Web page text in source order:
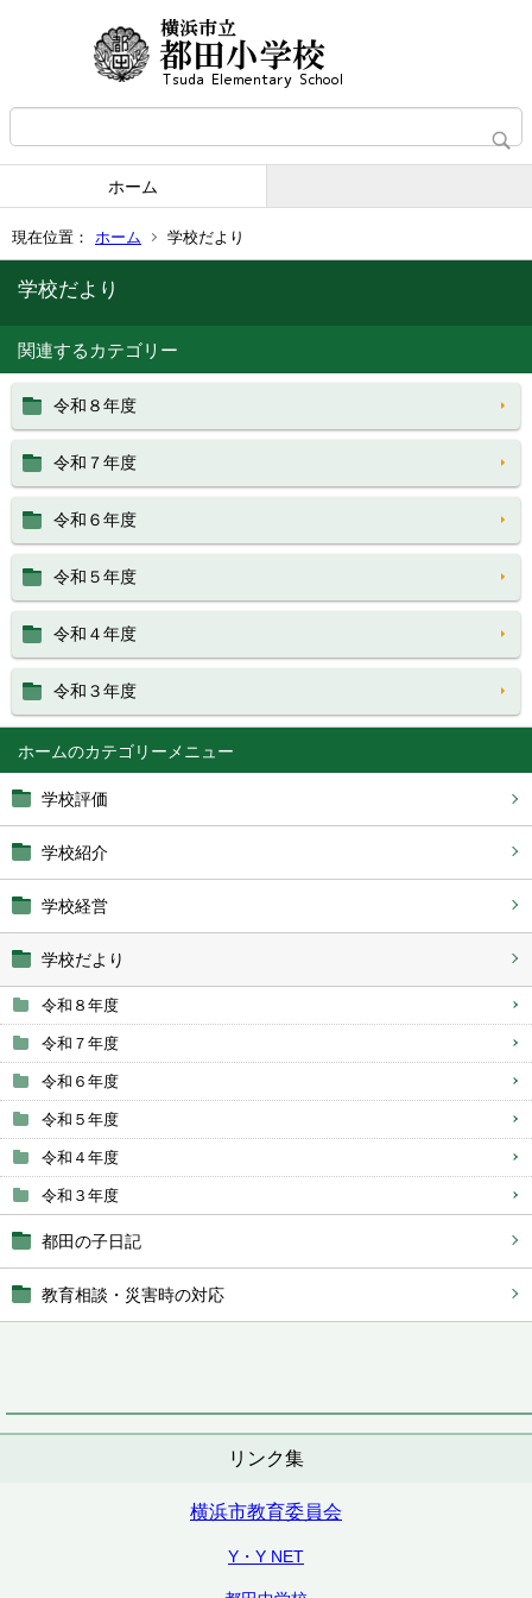
ホーム
現在位置： ホーム 学校だより
ホーム
学校評価
学校紹介
学校経営
学校だより
令和８年度
令和７年度
令和６年度
令和５年度
令和４年度
令和３年度
都田の子日記
教育相談・災害時の対応
リンク集
横浜市教育委員会
Y・Y NET
学校だより
関連するカテゴリー
令和８年度
令和７年度
令和６年度
令和５年度
令和４年度
令和３年度